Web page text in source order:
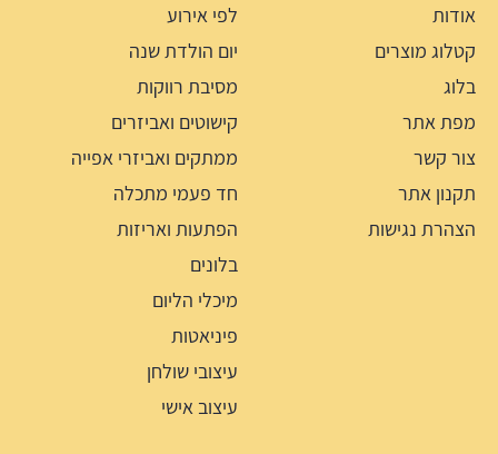
אודות
קטלוג מוצרים
בלוג
מפת אתר
צור קשר
תקנון אתר
הצהרת נגישות
לפי אירוע
יום הולדת שנה
מסיבת רווקות
קישוטים ואביזרים
ממתקים ואביזרי אפייה
חד פעמי מתכלה
הפתעות ואריזות
בלונים
מיכלי הליום
פיניאטות
עיצובי שולחן
עיצוב אישי